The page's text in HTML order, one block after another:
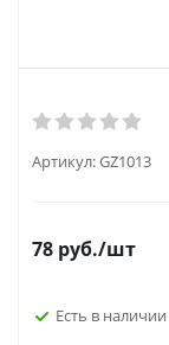
Артикул:GZ1013
78 руб./шт
Есть в наличии